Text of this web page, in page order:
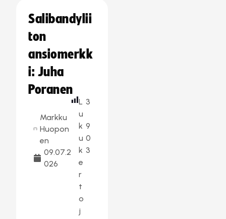
Salibandylii
ton
ansiomerkk
i: Juha
Poranen
Markku
Huopon
en
09.07.2
026
L
u
k
u
k
e
r
t
o
j
3
9
0
3